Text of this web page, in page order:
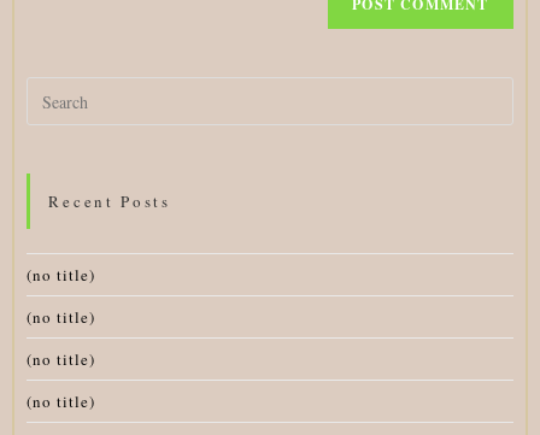
Recent Posts
(no title)
(no title)
(no title)
(no title)